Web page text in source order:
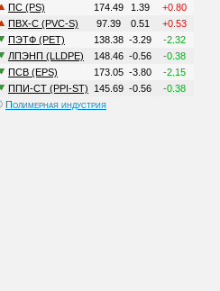
Полимерная индустрия